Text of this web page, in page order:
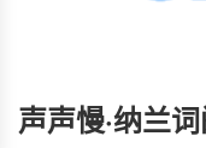
声声慢·纳兰